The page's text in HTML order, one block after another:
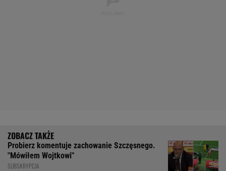
Probierz komentuje zachowanie Szczęsnego.
"Mówiłem Wojtkowi"
SUBSKRYPCJA